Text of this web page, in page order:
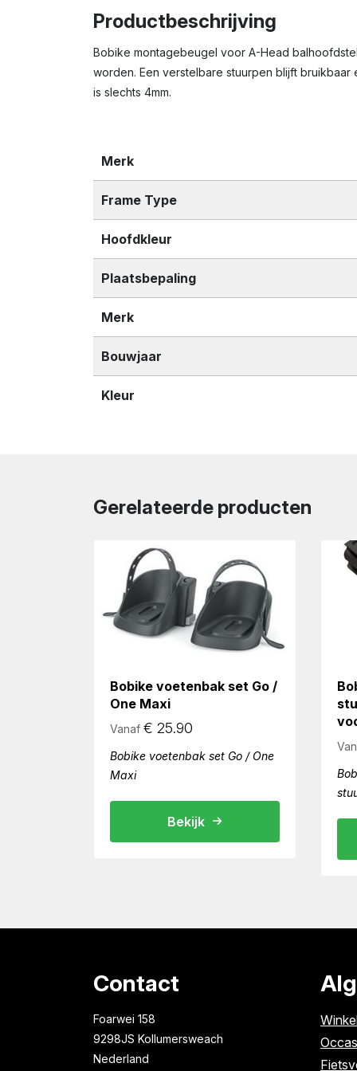
Productbeschrijving
Bobike montagebeugel voor A-Head
worden. Een verstelbare stuurpen blijft
is slechts 4mm.
Merk
Frame Type
Hoofdkleur
Plaatsbepaling
Merk
Bouwjaar
Kleur
Gerelateerde producten
Bobike voetenbak set Go /
One Maxi
Vanaf € 25.90
Bobike voetenbak set Go / One
Maxi
Bekijk
Contact
Foarwei 158
9298JS Kollumersweach
Nederland